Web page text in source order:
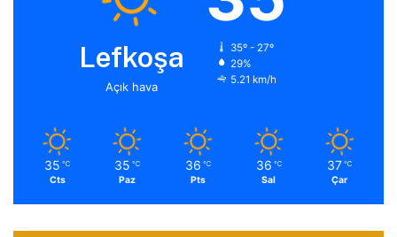
Lefkoşa
Açık hava
35º - 27º
29%
5.21 km/h
35 ℃
Cts
35 ℃
Paz
36 ℃
Pts
36 ℃
Sal
37 ℃
Çar